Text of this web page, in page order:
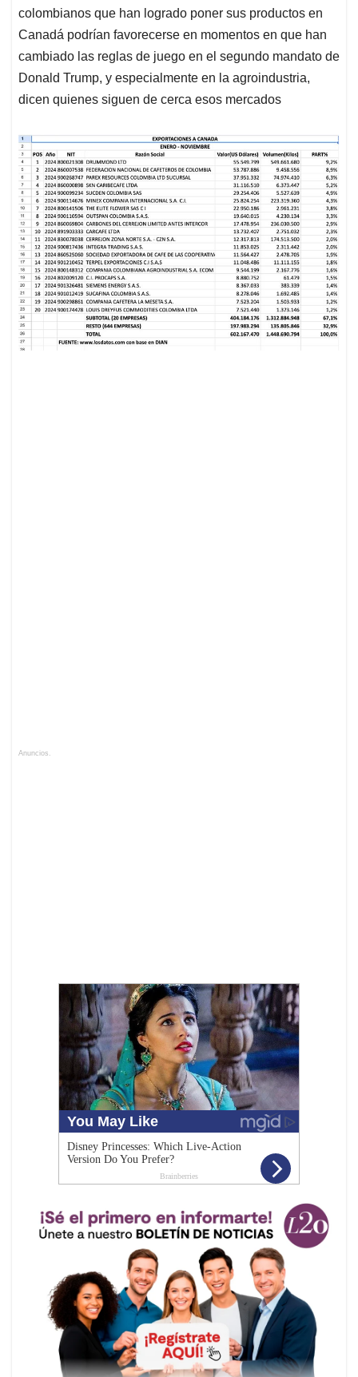
colombianos que han logrado poner sus productos en
Canadá podrían favorecerse en momentos en que han
cambiado las reglas de juego en el segundo mandato de
Donald Trump, y especialmente en la agroindustria,
dicen quienes siguen de cerca esos mercados
Anuncios.